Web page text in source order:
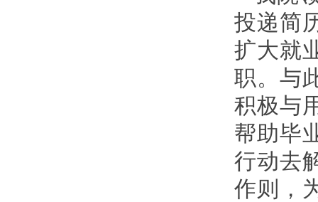
投递简
扩大就
职。与
积极与
帮助毕
行动去
作则，